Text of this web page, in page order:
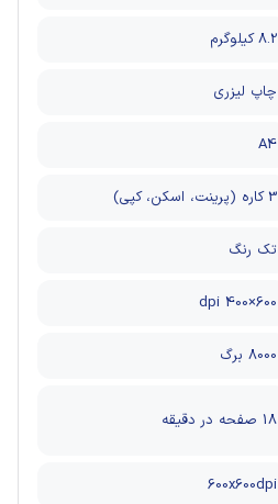
8.2 کیلوگرم
چاپ لیزری
A4
3 کاره (پرینت، اسکن، کپی)
تک رنگ
600×400 dpi
8000 برگ
18 صفحه در دقیقه
600x600dpi